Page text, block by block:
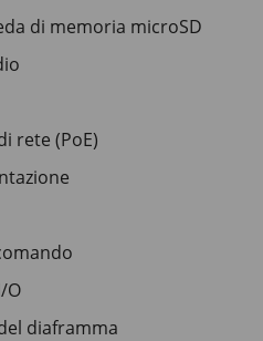
di memoria microSD
rete (PoE)
O
diaframma